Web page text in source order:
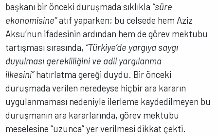
başkanı bir önceki duruşmada sıklıkla “süre
ekonomisine”atıf yaparken; bu celsede hem Aziz
Aksu’nun ifadesinin ardından hem de görev mektubu
tartışması sırasında, “Türkiye’de yargıya saygı
duyulması gerekliliğini ve adil yargılanma
ilkesini”hatırlatma gereği duydu. Bir önceki
duruşmada verilen neredeyse hiçbir ara kararın
uygulanmaması nedeniyle ilerleme kaydedilmeyen bu
duruşmanın ara kararlarında, görev mektubu
meselesine “uzunca” yer verilmesi dikkat çekti.